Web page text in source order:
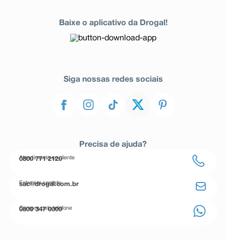
Baixe o aplicativo da Drogal!
Siga nossas redes sociais
Precisa de ajuda?
Atendimento ao cliente
0800 771 2120
Entre em contato
sac@drogal.com.br
Compre pelo telefone
0800 347 0000